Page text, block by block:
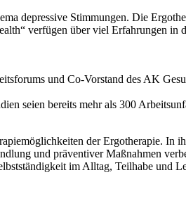
depressive Stimmungen. Die
verfügen über viel Erfahrungen in
und Co-Vorstand des AK
seien bereits mehr als 300
der Ergotherapie. In
und präventiver Maßnahmen
im Alltag, Teilhabe und